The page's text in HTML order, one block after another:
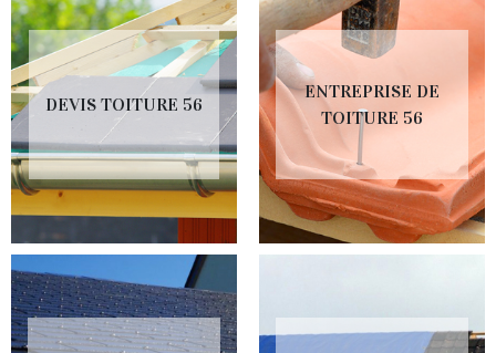
DEVIS TOITURE 56
ENTREPRISE DE
TOITURE 56